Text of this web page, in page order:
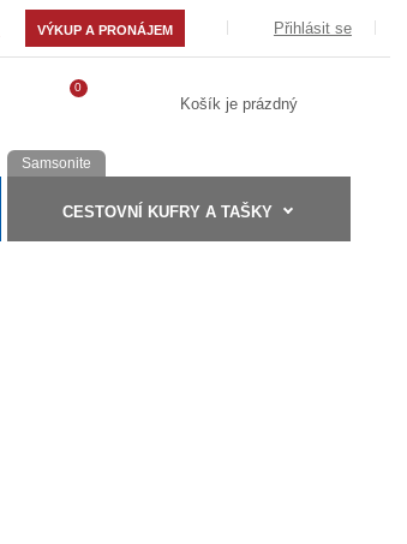
VÝKUP A PRONÁJEM Přihlásit se
0
Košík je prázdný
Samsonite
CESTOVNÍ KUFRY A TAŠKY